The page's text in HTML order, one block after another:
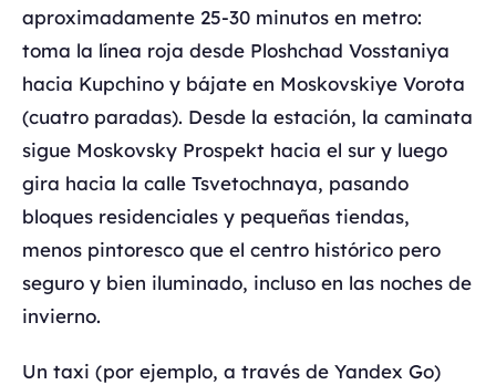
aproximadamente 25-30 minutos en metro:
toma la línea roja desde Ploshchad Vosstaniya
hacia Kupchino y bájate en Moskovskiye Vorota
(cuatro paradas). Desde la estación, la caminata
sigue Moskovsky Prospekt hacia el sur y luego
gira hacia la calle Tsvetochnaya, pasando
bloques residenciales y pequeñas tiendas,
menos pintoresco que el centro histórico pero
seguro y bien iluminado, incluso en las noches de
invierno.
Un taxi (por ejemplo, a través de Yandex Go)